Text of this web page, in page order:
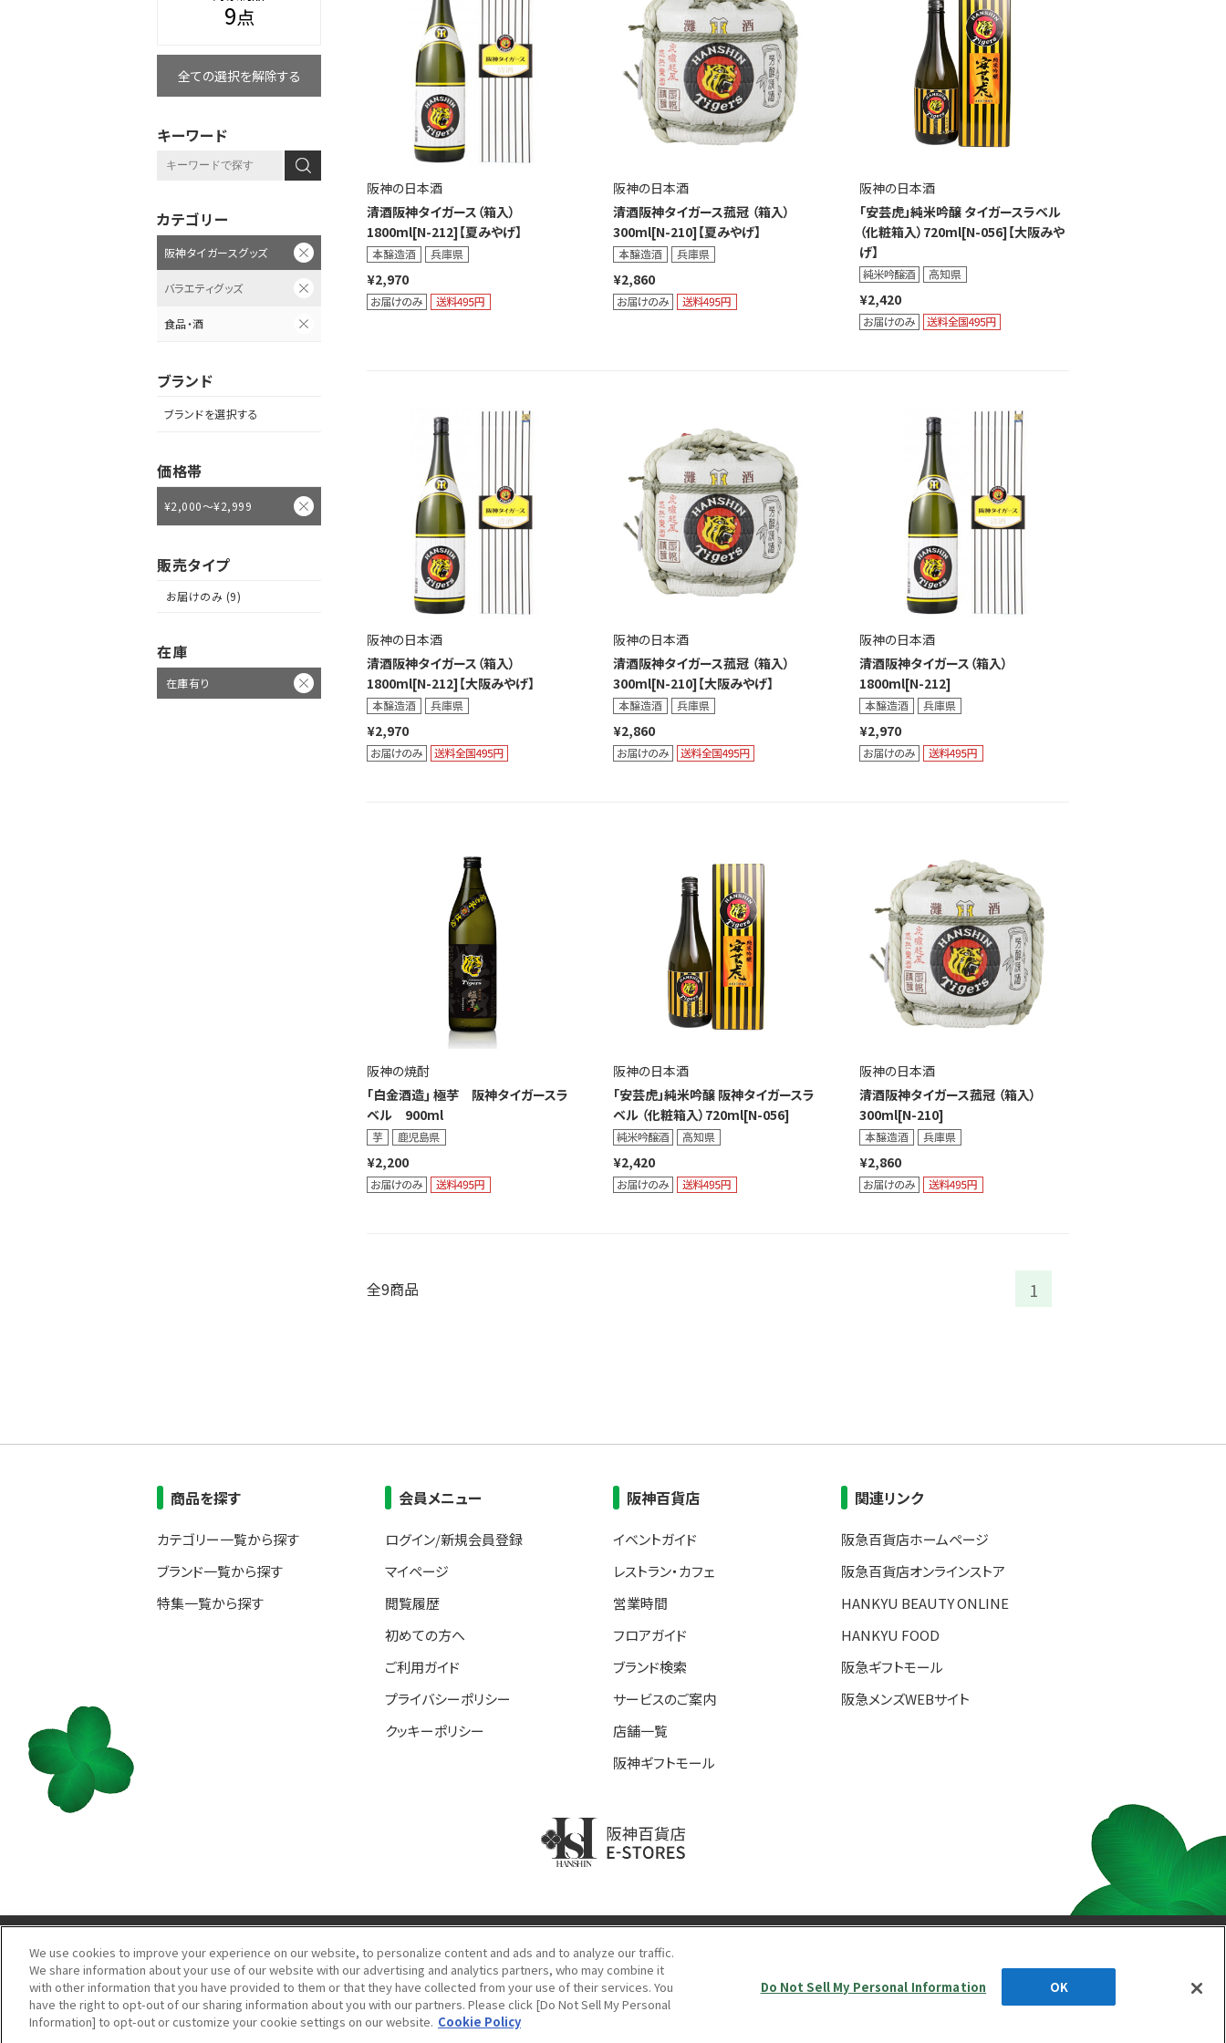
阪神の日本酒
清酒阪神タイガース（箱入）
1800ml[N-212]【夏みやげ】
¥2,970
阪神の日本酒
清酒阪神タイガース菰冠 （箱入）
300ml[N-210]【夏みやげ】
¥2,860
阪神の日本酒
「安芸虎」純米吟醸 タイガースラベル
（化粧箱入）720ml[N-056]【大阪みや
げ】
¥2,420
阪神の日本酒
清酒阪神タイガース（箱入）
1800ml[N-212]【大阪みやげ】
¥2,970
阪神の日本酒
清酒阪神タイガース菰冠 （箱入）
300ml[N-210]【大阪みやげ】
¥2,860
阪神の日本酒
清酒阪神タイガース（箱入）
1800ml[N-212]
¥2,970
阪神の焼酎
｢白金酒造｣ 極芋 阪神タイガースラ
ベル 900ml
¥2,200
阪神の日本酒
「安芸虎」純米吟醸 阪神タイガースラ
ベル （化粧箱入）720ml[N-056]
¥2,420
阪神の日本酒
清酒阪神タイガース菰冠 （箱入）
300ml[N-210]
¥2,860
全9商品 1
9点
全ての選択を解除する
キーワード
カテゴリー
阪神タイガースグッズ
バラエティグッズ
食品・酒
ブランド
ブランドを選択する
価格帯
¥2,000～¥2,999
販売タイプ
お届けのみ (9)
在庫
在庫有り
商品を探す
カテゴリー一覧から探す
ブランド一覧から探す
特集一覧から探す
会員メニュー
ログイン/新規会員登録
マイページ
閲覧履歴
初めての方へ
ご利用ガイド
プライバシーポリシー
クッキーポリシー
阪神百貨店
イベントガイド
レストラン・カフェ
営業時間
フロアガイド
ブランド検索
サービスのご案内
店舗一覧
阪神ギフトモール
関連リンク
阪急百貨店ホームページ
阪急百貨店オンラインストア
HANKYU BEAUTY ONLINE
HANKYU FOOD
阪急ギフトモール
阪急メンズWEBサイト
当サイトの表示価格は個別に税込・税抜等の記載がない場合は「税込価格」です。
Copyright © HANKYU HANSHIN DEPARTMENT STORES, INC.
All Rights Reserved.
We use cookies to improve your experience on our website, to personalize content and ads and to analyze our traffic.
We share information about your use of our website with our advertising and analytics partners, who may combine it
with other information that you have provided to them or that they have collected from your use of their services. You
have the right to opt-out of our sharing information about you with our partners. Please click [Do Not Sell My Personal
Information] to opt-out or customize your cookie settings on our website. Cookie Policy
Do Not Sell My Personal Information OK